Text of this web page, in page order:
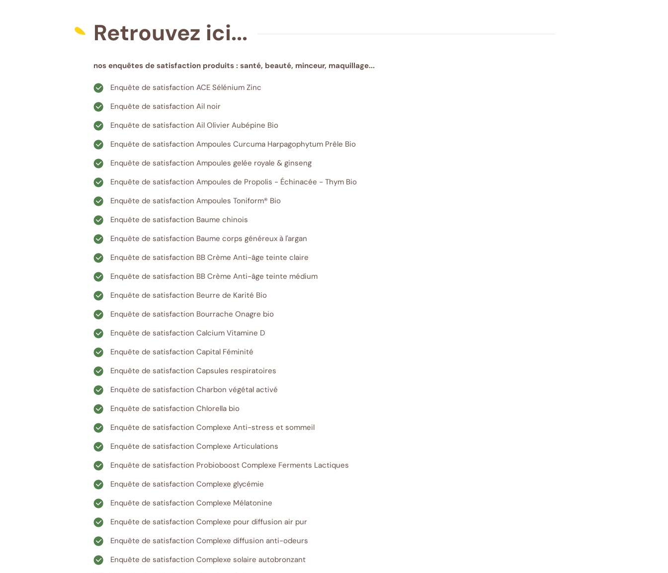
Retrouvez ici...
nos enquêtes de satisfaction produits : santé, beauté, minceur, maquillage...
Enquête de satisfaction ACE Sélénium Zinc
Enquête de satisfaction Ail noir
Enquête de satisfaction Ail Olivier Aubépine Bio
Enquête de satisfaction Ampoules Curcuma Harpagophytum Prêle Bio
Enquête de satisfaction Ampoules gelée royale & ginseng
Enquête de satisfaction Ampoules de Propolis - Échinacée - Thym Bio
Enquête de satisfaction Ampoules Toniform® Bio
Enquête de satisfaction Baume chinois
Enquête de satisfaction Baume corps généreux à l'argan
Enquête de satisfaction BB Crème Anti-âge teinte claire
Enquête de satisfaction BB Crème Anti-âge teinte médium
Enquête de satisfaction Beurre de Karité Bio
Enquête de satisfaction Bourrache Onagre bio
Enquête de satisfaction Calcium Vitamine D
Enquête de satisfaction Capital Féminité
Enquête de satisfaction Capsules respiratoires
Enquête de satisfaction Charbon végétal activé
Enquête de satisfaction Chlorella bio
Enquête de satisfaction Complexe Anti-stress et sommeil
Enquête de satisfaction Complexe Articulations
Enquête de satisfaction Probioboost Complexe Ferments Lactiques
Enquête de satisfaction Complexe glycémie
Enquête de satisfaction Complexe Mélatonine
Enquête de satisfaction Complexe pour diffusion air pur
Enquête de satisfaction Complexe diffusion anti-odeurs
Enquête de satisfaction Complexe solaire autobronzant